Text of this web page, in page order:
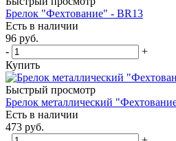
Брелок "Фехтование" - BR13
Есть в наличии
96 руб.
-
+
Купить
Быстрый просмотр
Брелок металлический
Есть в наличии
473 руб.